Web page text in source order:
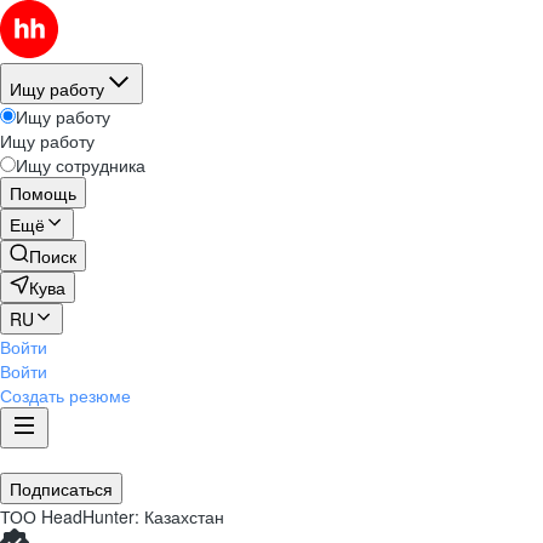
Ищу работу
Ищу работу
Ищу работу
Ищу сотрудника
Помощь
Ещё
Поиск
Кува
RU
Войти
Войти
Создать резюме
Подписаться
ТОО HeadHunter: Казахстан